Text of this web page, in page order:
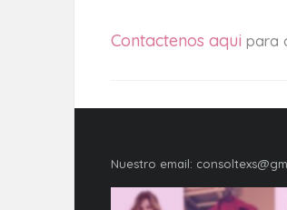
Contactenos aqui para
Nuestro email: